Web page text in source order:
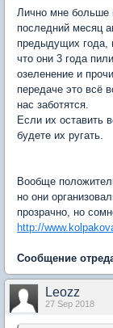
Лично мне больше
последний месяц
предыдущих года,
что они 3 года
озеленение и
передаче это всё
нас заботятся.
Если их оставить
будете их ругать.
Вообще
но они
прозрачно, но
http://
Сообщение
Leozz
27 Sep 2018